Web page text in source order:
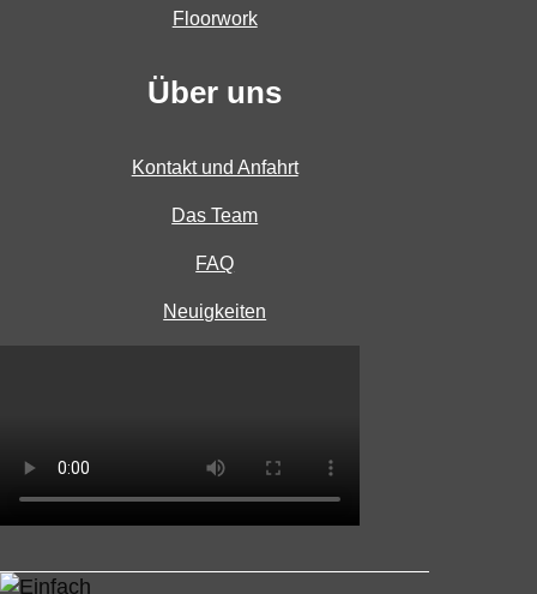
Floorwork
Über uns
Kontakt und Anfahrt
Das Team
FAQ
Neuigkeiten